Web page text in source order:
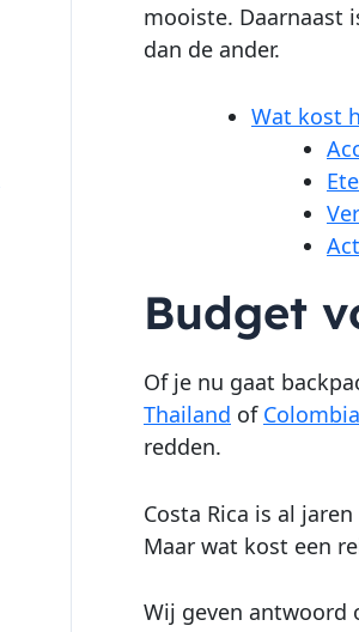
mooiste. Daarnaast
dan de ander.
Wat kost
Budget
Of je nu gaat
Thailand of Colombia
redden.
Costa Rica is al
Maar wat kost een
Wij geven antwoord